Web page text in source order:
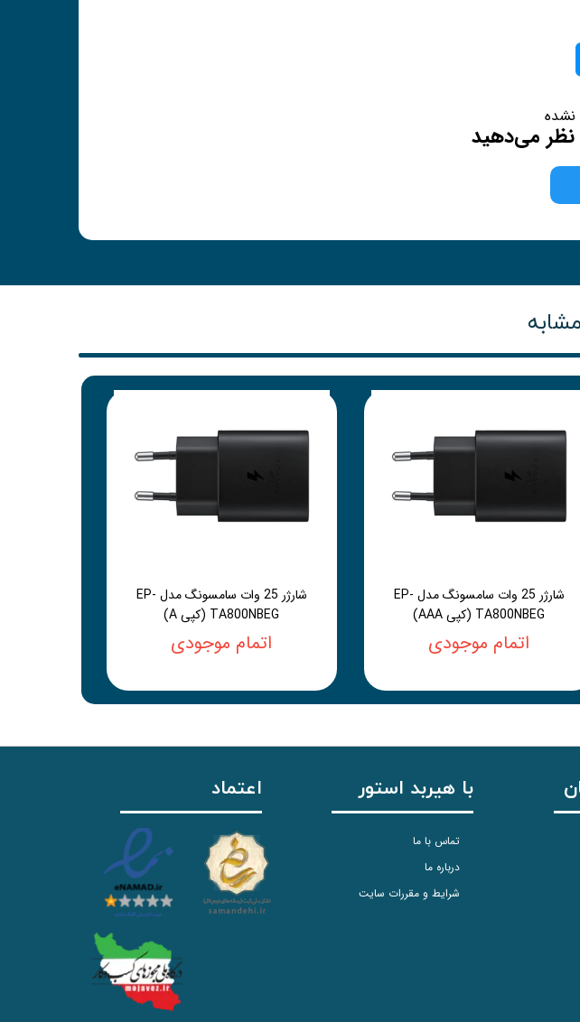
نشده
نظر می‌دهید
شارژر 25 وات سامسونگ مدل EP-
TA800NBEG (کپی AAA)
اتمام موجودی
شارژر 25 وات سامسونگ مدل EP-
TA800NBEG (کپی A)
اتمام موجودی
با هیربد استور
تماس با ما
درباره ما
شرایط و مقررات سایت
اعتماد